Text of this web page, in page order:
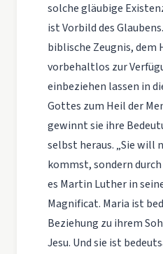
solche gläubige
ist Vorbild des
biblische Zeugnis, dem
vorbehaltlos zur
einbeziehen lassen in
Gottes zum Heil der
gewinnt sie ihre
selbst heraus. „Sie will
kommst, sondern
es Martin Luther in
Magnificat. Maria ist
Beziehung zu ihrem
Jesu. Und sie ist